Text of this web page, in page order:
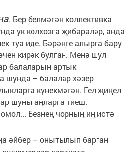
. Бер белмәгән коллективка
ук колхозга җибәрәләр, анда
туа иде. Бәрәңге алырга бару
кирәк булган. Менә шул
балаларын артык
шунда – балалар хәзер
күнекмәгән. Гел җиңел
шуны аңларга тиеш.
Безнең чорның иң истә
әйбер – онытылып барган